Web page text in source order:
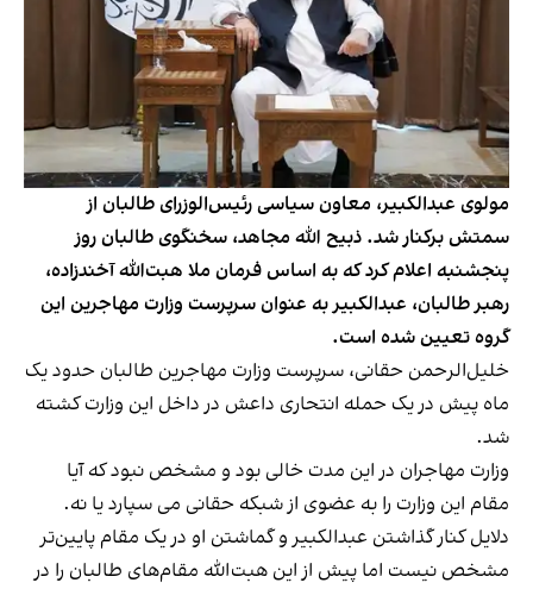
مولوی عبدالکبیر، معاون سیاسی رئیس‌الوزرای طالبان از
سمتش برکنار شد. ذبیح الله مجاهد، سخنگوی طالبان روز
پنجشنبه اعلام کرد که به اساس فرمان ملا هبت‌الله آخندزاده،
رهبر طالبان، عبدالکبیر به عنوان سرپرست وزارت مهاجرین این
گروه تعیین شده است.
خلیل‌الرحمن حقانی، سرپرست وزارت مهاجرین طالبان حدود یک
ماه پیش در یک حمله‌ انتحاری داعش در داخل این وزارت کشته
شد.
وزارت مهاجران در این مدت خالی بود و مشخص نبود که آیا
مقام این وزارت را به عضوی از شبکه حقانی می سپارد یا نه.
دلایل کنار گذاشتن عبدالکبیر و گماشتن او در یک مقام پایین‌تر
مشخص نیست اما پیش از این هبت‌الله مقام‌های طالبان را در